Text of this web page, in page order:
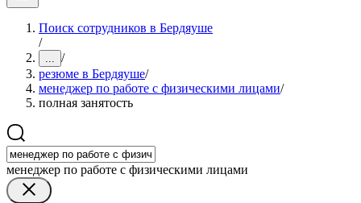
Поиск сотрудников в Бердяуше
/
... /
резюме в Бердяуше/
менеджер по работе с физическими лицами/
полная занятость
менеджер по работе с физическими лицами